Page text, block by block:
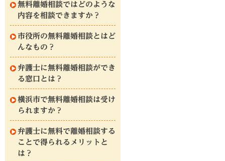
無料離婚相談ではどのような
内容を相談できますか？
市役所の無料離婚相談とはど
んなもの？
弁護士に無料離婚相談ができ
る窓口とは？
横浜市で無料離婚相談は受け
られますか？
弁護士に無料で離婚相談する
ことで得られるメリットと
は？